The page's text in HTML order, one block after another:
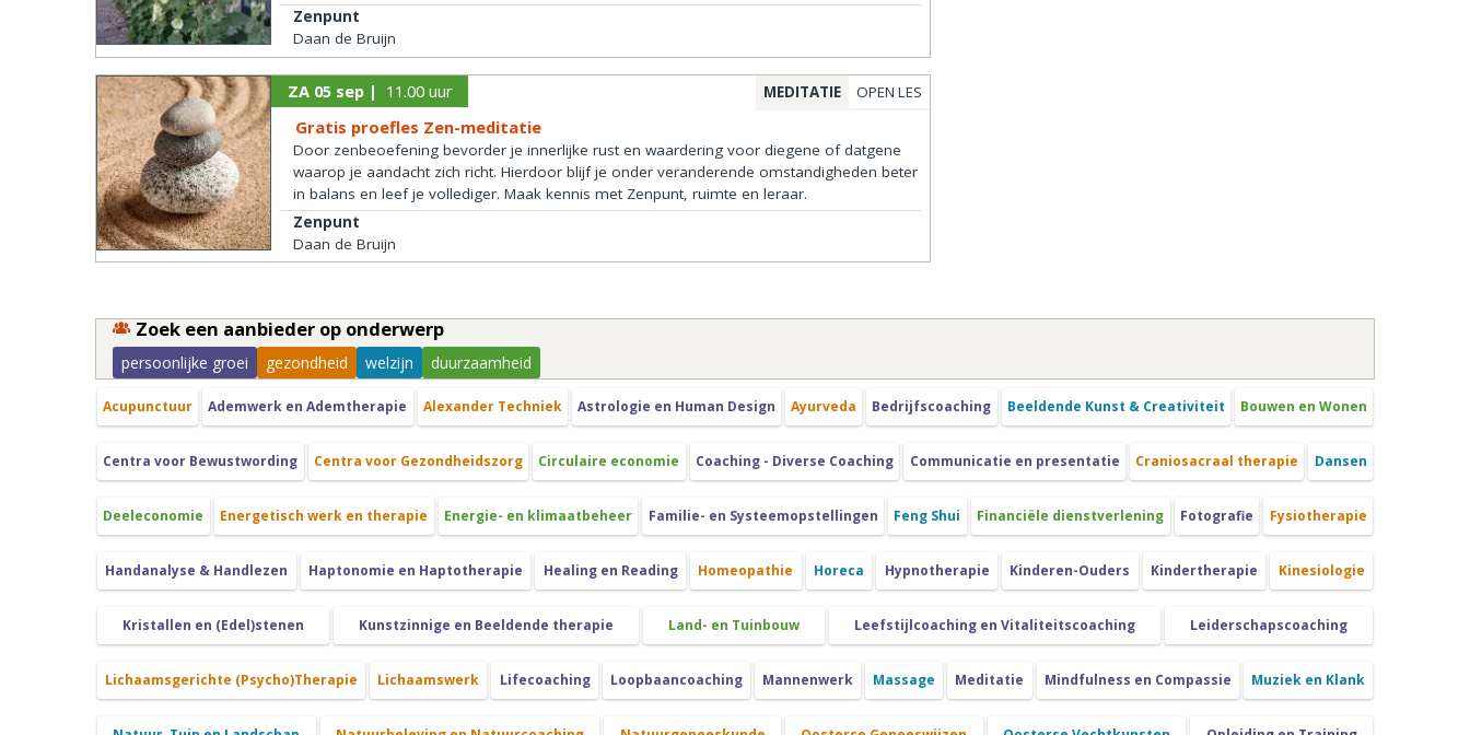
Zenpunt
Daan de Bruijn
ZA 05 sep | 11.00 uur OPEN LES
MEDITATIE
Gratis proefles Zen-meditatie
Door zenbeoefening bevorder je innerlijke rust en waardering voor diegene of datgene
waarop je aandacht zich richt. Hierdoor blijf je onder veranderende omstandigheden beter
in balans en leef je vollediger. Maak kennis met Zenpunt, ruimte en leraar.
Zenpunt
Daan de Bruijn
Zoek een aanbieder op onderwerp
persoonlijke groei gezondheid welzijn duurzaamheid
Acupunctuur Ademwerk en Ademtherapie Alexander Techniek Astrologie en Human Design Ayurveda Bedrijfscoaching Beeldende Kunst & Creativiteit Bouwen en Wonen
Centra voor Bewustwording Centra voor Gezondheidszorg Circulaire economie Coaching - Diverse Coaching Communicatie en presentatie Craniosacraal therapie Dansen
Deeleconomie Energetisch werk en therapie Energie- en klimaatbeheer Familie- en Systeemopstellingen Feng Shui Financiële dienstverlening Fotografie Fysiotherapie
Handanalyse & Handlezen Haptonomie en Haptotherapie Healing en Reading Homeopathie Horeca Hypnotherapie Kinderen-Ouders Kindertherapie Kinesiologie
Kristallen en (Edel)stenen Kunstzinnige en Beeldende therapie Land- en Tuinbouw Leefstijlcoaching en Vitaliteitscoaching Leiderschapscoaching
Lichaamsgerichte (Psycho)Therapie Lichaamswerk Lifecoaching Loopbaancoaching Mannenwerk Massage Meditatie Mindfulness en Compassie Muziek en Klank